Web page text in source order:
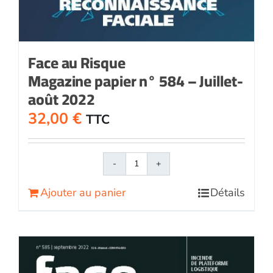
Face au Risque
Magazine papier n° 584 – Juillet-
août 2022
32,00 € TTC
quantité
papier
584
Ajouter au panier Détails